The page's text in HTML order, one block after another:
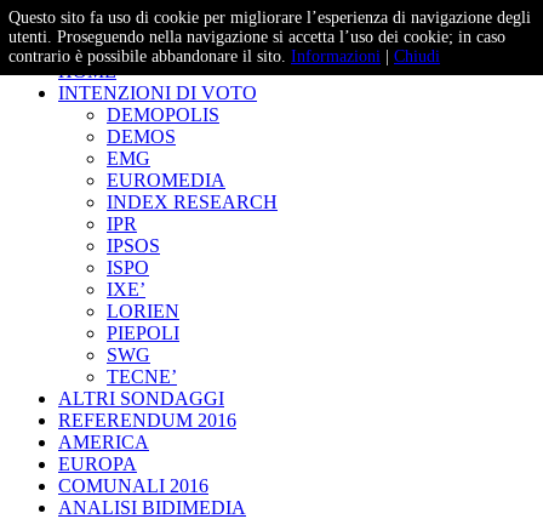
– Studi e Proiezioni Elettorali
HOME
INTENZIONI DI VOTO
DEMOPOLIS
DEMOS
EMG
EUROMEDIA
INDEX RESEARCH
IPR
IPSOS
ISPO
IXE’
LORIEN
PIEPOLI
SWG
TECNE’
ALTRI SONDAGGI
REFERENDUM 2016
AMERICA
EUROPA
COMUNALI 2016
ANALISI BIDIMEDIA
Questo sito fa uso di cookie per migliorare l’esperienza di navigazione degli
utenti. Proseguendo nella navigazione si accetta l’uso dei cookie; in caso
contrario è possibile abbandonare il sito. Informazioni Chiudi